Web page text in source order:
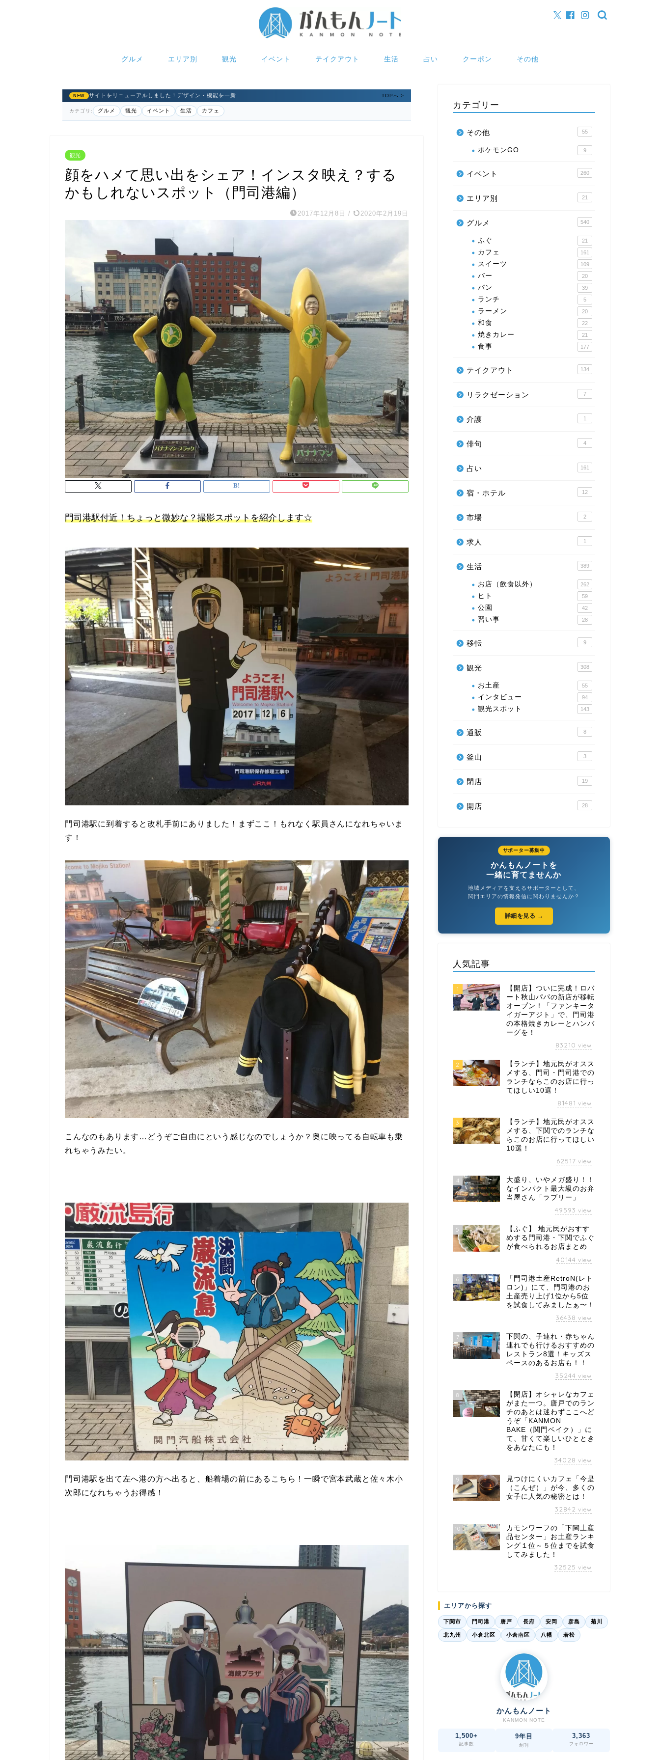
グルメ エリア別 観光 イベント テイクアウト 生活 占い クーポン その他
NEW サイトをリニューアルしました！デザイン・機能を一新 TOPへ >
カテゴリ: グルメ 観光 イベント 生活 カフェ
観光
顔をハメて思い出をシェア！インスタ映え？する
かもしれないスポット（門司港編）
2017年12月8日 / 2020年2月19日
門司港駅付近！ちょっと微妙な？撮影スポットを紹介します☆
門司港駅に到着すると改札手前にありました！まずここ！もれなく駅員さんになれちゃいま
す！
こんなのもあります…どうぞご自由にという感じなのでしょうか？奥に映ってる自転車も乗
れちゃうみたい。
門司港駅を出て左へ港の方へ出ると、船着場の前にあるこちら！一瞬で宮本武蔵と佐々木小
次郎になれちゃうお得感！
カテゴリー
その他 55
ポケモンGO 9
イベント 260
エリア別 21
グルメ 540
ふぐ 21
カフェ 161
スイーツ 109
バー 20
パン 39
ランチ 5
ラーメン 20
和食 22
焼きカレー 21
食事 177
テイクアウト 134
リラクゼーション 7
介護 1
俳句 4
占い 161
宿・ホテル 12
市場 2
求人 1
生活 389
お店（飲食以外） 262
ヒト 59
公園 42
習い事 28
移転 9
観光 308
お土産 55
インタビュー 94
観光スポット 143
通販 8
釜山 3
閉店 19
開店 28
サポーター募集中
かんもんノートを
一緒に育てませんか
地域メディアを支えるサポーターとして、
関門エリアの情報発信に関わりませんか？
詳細を見る →
人気記事
1
【開店】ついに完成！ロバ
ート秋山パパの新店が移転
オープン！「ファンキータ
イガーアジト」で、門司港
の本格焼きカレーとハンバ
ーグを！
83210 view
2
【ランチ】地元民がオスス
メする、門司・門司港での
ランチならこのお店に行っ
てほしい10選！
81481 view
3
【ランチ】地元民がオスス
メする、下関でのランチな
らこのお店に行ってほしい
10選！
62517 view
4
大盛り、いやメガ盛り！！
なインパクト最大級のお弁
当屋さん「ラブリー」
49593 view
5
【ふぐ】 地元民がおすす
めする門司港・下関でふぐ
が食べられるお店まとめ
40144 view
6
「門司港土産RetroN(レト
ロン)」にて、門司港のお
土産売り上げ1位から5位
を試食してみましたぁ〜！
36438 view
7
下関の、子連れ・赤ちゃん
連れでも行けるおすすめの
レストラン8選！キッズス
ペースのあるお店も！！
35244 view
8
【閉店】オシャレなカフェ
がまた一つ。唐戸でのラン
チのあとは迷わずここへど
うぞ「KANMON
BAKE（関門ベイク）」に
て、甘くて楽しいひととき
をあなたにも！
34028 view
9
見つけにくいカフェ「今是
（こんぜ）」が今、多くの
女子に人気の秘密とは！
32842 view
10
カモンワーフの「下関土産
品センター」お土産ランキ
ング１位～５位までを試食
してみました！
32525 view
エリアから探す
下関市 門司港 唐戸 長府 安岡 彦島 菊川
北九州 小倉北区 小倉南区 八幡 若松
かんもんノート
KANMON NOTE
1,500+
記事数
9年目
創刊
3,363
フォロワー